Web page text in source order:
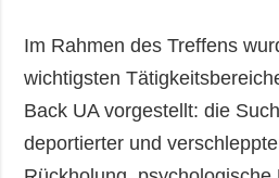
Im Rahmen des Treffens
wichtigsten
Back UA vorgestellt: die
deportierter und